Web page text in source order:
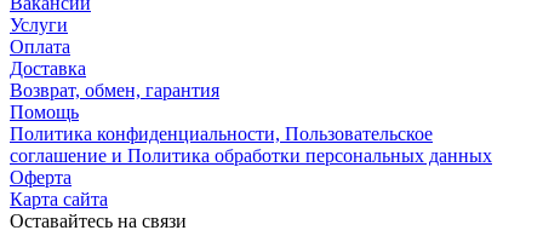
Услуги
Оплата
Доставка
Возврат, обмен, гарантия
Помощь
Политика конфиденциальности, Пользовательское
соглашение и Политика обработки персональных данных
Оферта
Карта сайта
Оставайтесь на связи